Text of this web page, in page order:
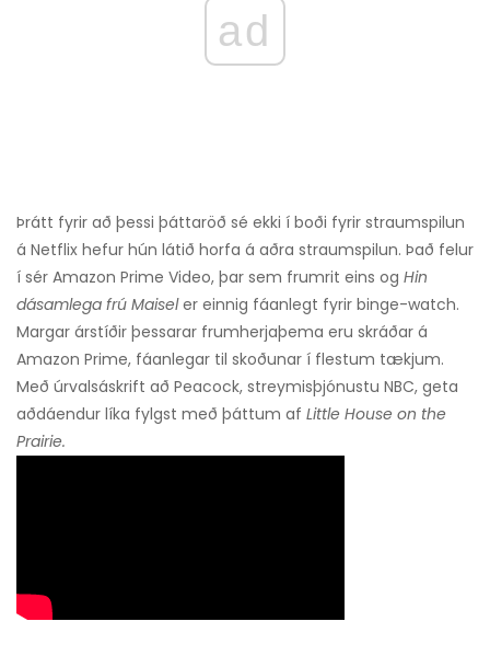
ad
Þrátt fyrir að þessi þáttaröð sé ekki í boði fyrir straumspilun
á Netflix hefur hún látið horfa á aðra straumspilun. Það felur
í sér Amazon Prime Video, þar sem frumrit eins og Hin
dásamlega frú Maiseler einnig fáanlegt fyrir binge-watch.
Margar árstíðir þessarar frumherjaþema eru skráðar á
Amazon Prime, fáanlegar til skoðunar í flestum tækjum.
Með úrvalsáskrift að Peacock, streymisþjónustu NBC, geta
aðdáendur líka fylgst með þáttum af Little House on the
Prairie.